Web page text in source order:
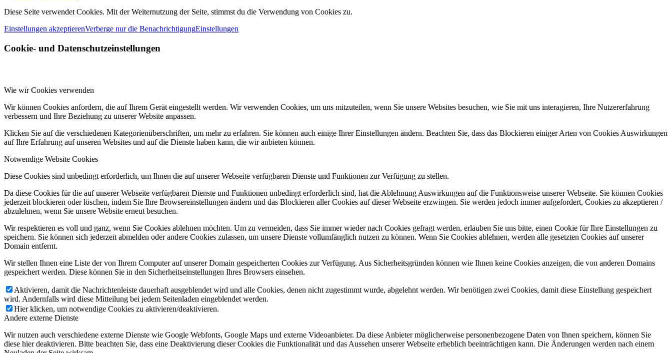
Diese Seite verwendet Cookies. Mit der Weiternutzung der Seite, stimmst du die Verwendung von Cookies zu.
Einstellungen akzeptierenVerberge nur die BenachrichtigungEinstellungen
Cookie- und Datenschutzeinstellungen
Wie wir Cookies verwenden
Wir können Cookies anfordern, die auf Ihrem Gerät eingestellt werden. Wir verwenden Cookies, um uns mitzuteilen, wenn Sie unsere Websites besuchen, wie Sie mit uns interagieren, Ihre Nutzererfahrung
verbessern und Ihre Beziehung zu unserer Website anpassen.
Klicken Sie auf die verschiedenen Kategorienüberschriften, um mehr zu erfahren. Sie können auch einige Ihrer Einstellungen ändern. Beachten Sie, dass das Blockieren einiger Arten von Cookies Auswirkungen
auf Ihre Erfahrung auf unseren Websites und auf die Dienste haben kann, die wir anbieten können.
Notwendige Website Cookies
Diese Cookies sind unbedingt erforderlich, um Ihnen die auf unserer Webseite verfügbaren Dienste und Funktionen zur Verfügung zu stellen.
Da diese Cookies für die auf unserer Webseite verfügbaren Dienste und Funktionen unbedingt erforderlich sind, hat die Ablehnung Auswirkungen auf die Funktionsweise unserer Webseite. Sie können Cookies
jederzeit blockieren oder löschen, indem Sie Ihre Browsereinstellungen ändern und das Blockieren aller Cookies auf dieser Webseite erzwingen. Sie werden jedoch immer aufgefordert, Cookies zu akzeptieren /
abzulehnen, wenn Sie unsere Website erneut besuchen.
Wir respektieren es voll und ganz, wenn Sie Cookies ablehnen möchten. Um zu vermeiden, dass Sie immer wieder nach Cookies gefragt werden, erlauben Sie uns bitte, einen Cookie für Ihre Einstellungen zu
speichern. Sie können sich jederzeit abmelden oder andere Cookies zulassen, um unsere Dienste vollumfänglich nutzen zu können. Wenn Sie Cookies ablehnen, werden alle gesetzten Cookies auf unserer
Domain entfernt.
Wir stellen Ihnen eine Liste der von Ihrem Computer auf unserer Domain gespeicherten Cookies zur Verfügung. Aus Sicherheitsgründen können wie Ihnen keine Cookies anzeigen, die von anderen Domains
gespeichert werden. Diese können Sie in den Sicherheitseinstellungen Ihres Browsers einsehen.
Aktivieren, damit die Nachrichtenleiste dauerhaft ausgeblendet wird und alle Cookies, denen nicht zugestimmt wurde, abgelehnt werden. Wir benötigen zwei Cookies, damit diese Einstellung gespeichert
wird. Andernfalls wird diese Mitteilung bei jedem Seitenladen eingeblendet werden.
Hier klicken, um notwendige Cookies zu aktivieren/deaktivieren.
Andere externe Dienste
Wir nutzen auch verschiedene externe Dienste wie Google Webfonts, Google Maps und externe Videoanbieter. Da diese Anbieter möglicherweise personenbezogene Daten von Ihnen speichern, können Sie
diese hier deaktivieren. Bitte beachten Sie, dass eine Deaktivierung dieser Cookies die Funktionalität und das Aussehen unserer Webseite erheblich beeinträchtigen kann. Die Änderungen werden nach einem